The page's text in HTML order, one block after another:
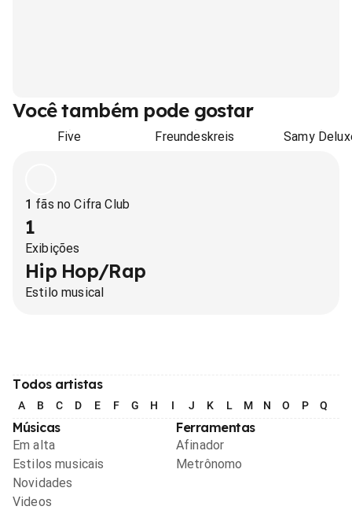
Você também pode gostar
Five Freundeskreis Samy
1 fãs no Cifra Club
1
Exibições
Hip Hop/Rap
Estilo musical
Todos artistas
A B C D E F G H I J K L M N O P Q
Músicas
Em alta
Estilos musicais
Novidades
Videos
Ferramentas
Afinador
Metrônomo